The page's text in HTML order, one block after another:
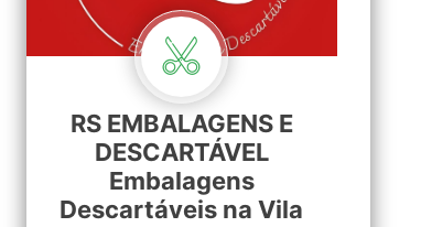
RS EMBALAGENS E
DESCARTÁVEL
Embalagens
Descartáveis na Vila